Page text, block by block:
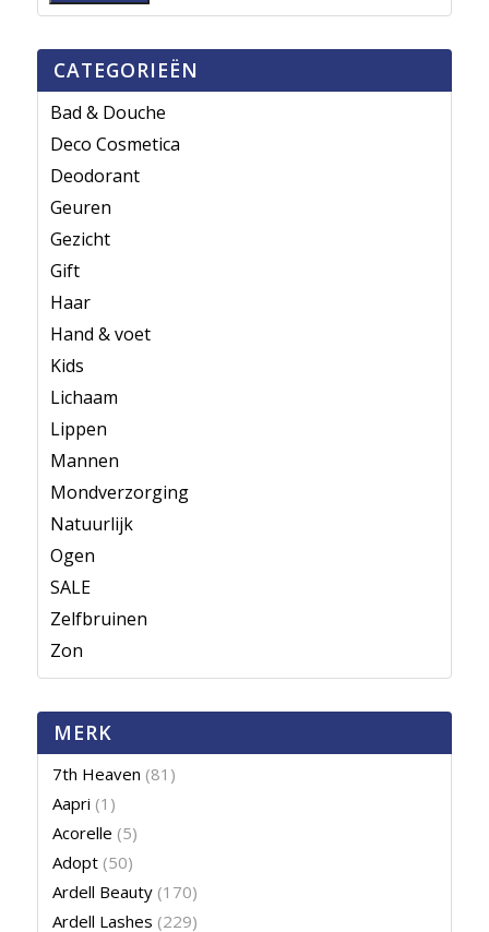
CATEGORIEËN
Bad & Douche
Deco Cosmetica
Deodorant
Geuren
Gezicht
Gift
Haar
Hand & voet
Kids
Lichaam
Lippen
Mannen
Mondverzorging
Natuurlijk
Ogen
SALE
Zelfbruinen
Zon
MERK
7th Heaven (81)
Aapri (1)
Acorelle (5)
Adopt (50)
Ardell Beauty (170)
Ardell Lashes (229)